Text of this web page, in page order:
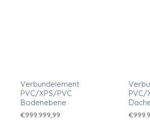
Verbundelement
PVC/XPS/PVC
Bodenebene
€999.999,99
PVC/
€